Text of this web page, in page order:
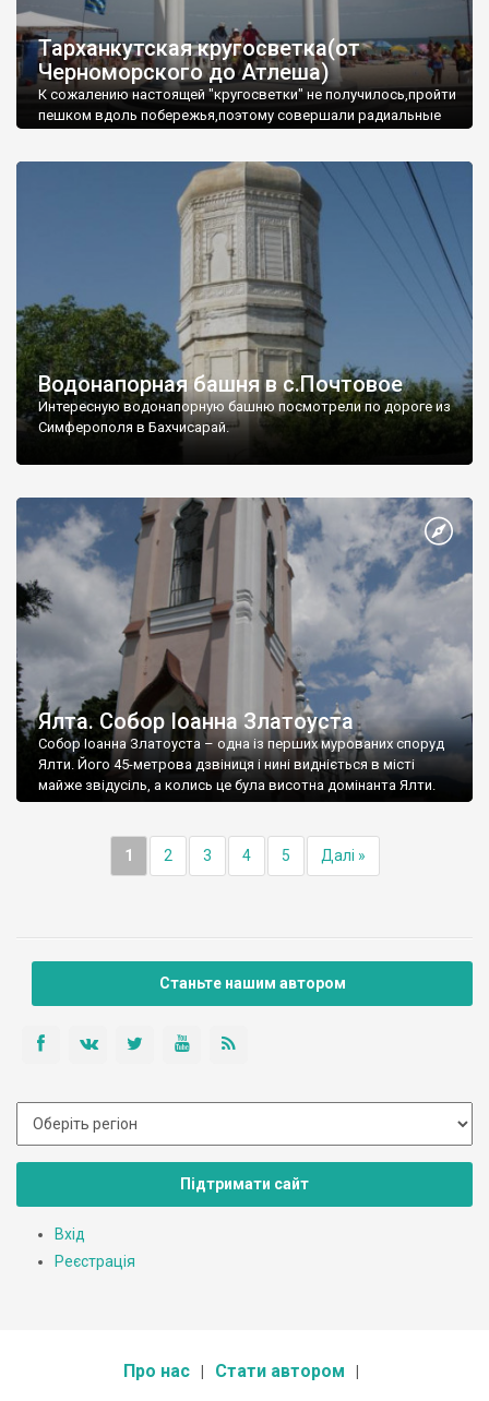
Тарханкутская кругосветка(от
Черноморского до Атлеша)
К сожалению настоящей "кругосветки" не получилось,пройти
пешком вдоль побережья,поэтому совершали радиальные
Водонапорная башня в с.Почтовое
Интересную водонапорную башню посмотрели по дороге из
Симферополя в Бахчисарай.
Ялта. Собор Іоанна Златоуста
Собор Іоанна Златоуста – одна із перших мурованих споруд
Ялти. Його 45-метрова дзвіниця і нині видніється в місті
майже звідусіль, а колись це була висотна домінанта Ялти.
1 2 3 4 5 Далі »
Станьте нашим автором
Підтримати сайт
Вхід
Реєстрація
Про нас Стати автором